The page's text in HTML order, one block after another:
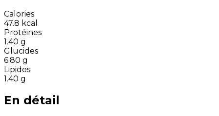
Calories
47.8 kcal
Protéines
1.40 g
Glucides
6.80 g
Lipides
1.40 g
En détail